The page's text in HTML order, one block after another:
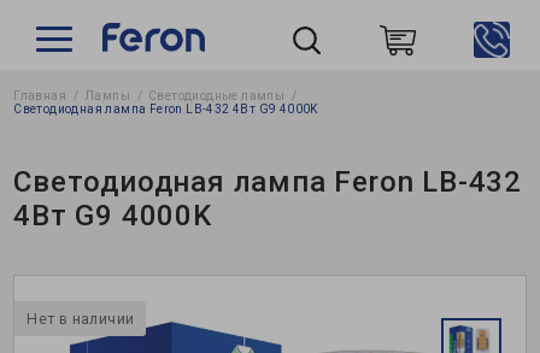
Главная Лампы
Светодиодные лампы
Светодиодная лампа Feron LB-432 4Вт G9 4000K
Светодиодная лампа Feron LB-432
4Вт G9 4000K
Нет в наличии